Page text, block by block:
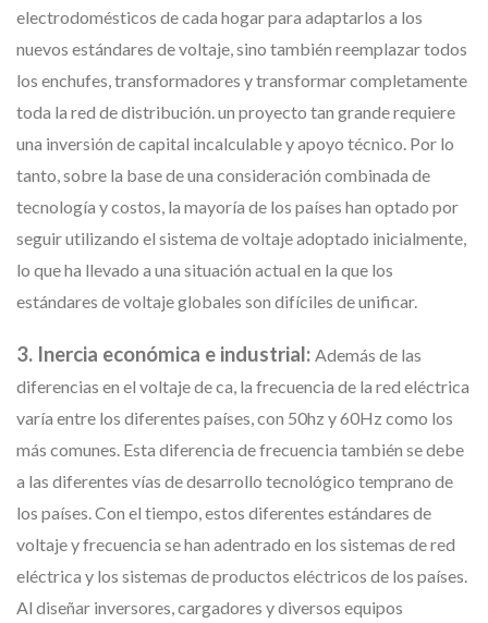
electrodomésticos de cada hogar para adaptarlos a los
nuevos estándares de voltaje, sino también reemplazar todos
los enchufes, transformadores y transformar completamente
toda la red de distribución. un proyecto tan grande requiere
una inversión de capital incalculable y apoyo técnico. Por lo
tanto, sobre la base de una consideración combinada de
tecnología y costos, la mayoría de los países han optado por
seguir utilizando el sistema de voltaje adoptado inicialmente,
lo que ha llevado a una situación actual en la que los
estándares de voltaje globales son difíciles de unificar.
3. Inercia económica e industrial: Además de las
diferencias en el voltaje de ca, la frecuencia de la red eléctrica
varía entre los diferentes países, con 50hz y 60Hz como los
más comunes. Esta diferencia de frecuencia también se debe
a las diferentes vías de desarrollo tecnológico temprano de
los países. Con el tiempo, estos diferentes estándares de
voltaje y frecuencia se han adentrado en los sistemas de red
eléctrica y los sistemas de productos eléctricos de los países.
Al diseñar inversores, cargadores y diversos equipos